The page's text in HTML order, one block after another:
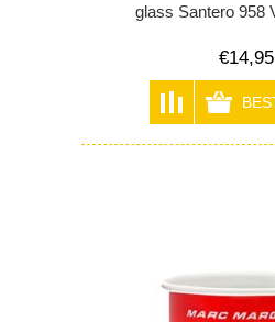
glass Santero 958
€14,95